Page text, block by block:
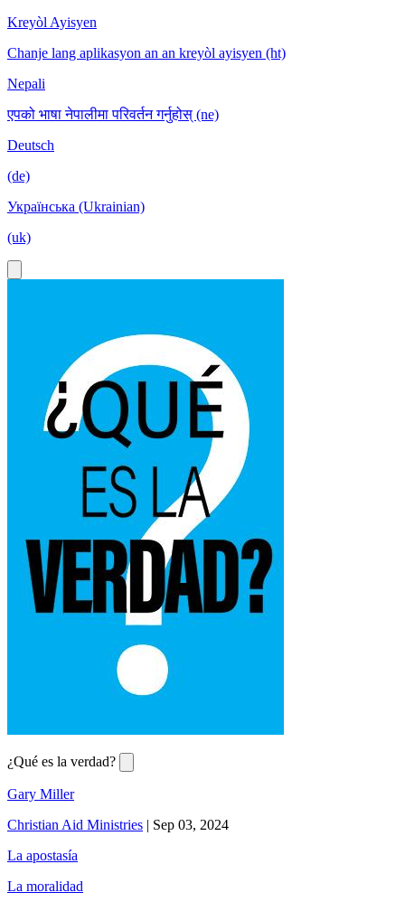
Kreyòl Ayisyen
Chanje lang aplikasyon an an kreyòl ayisyen (ht)
Nepali
एपको भाषा नेपालीमा परिवर्तन गर्नुहोस् (ne)
Deutsch
(de)
Українська (Ukrainian)
(uk)
¿Qué es la verdad?
Gary Miller
Christian Aid Ministries | Sep 03, 2024
La apostasía
La moralidad